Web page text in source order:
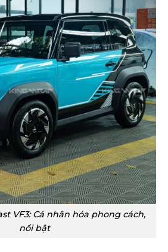
VF3: Cá nhân hóa phong cách,
nổi bật